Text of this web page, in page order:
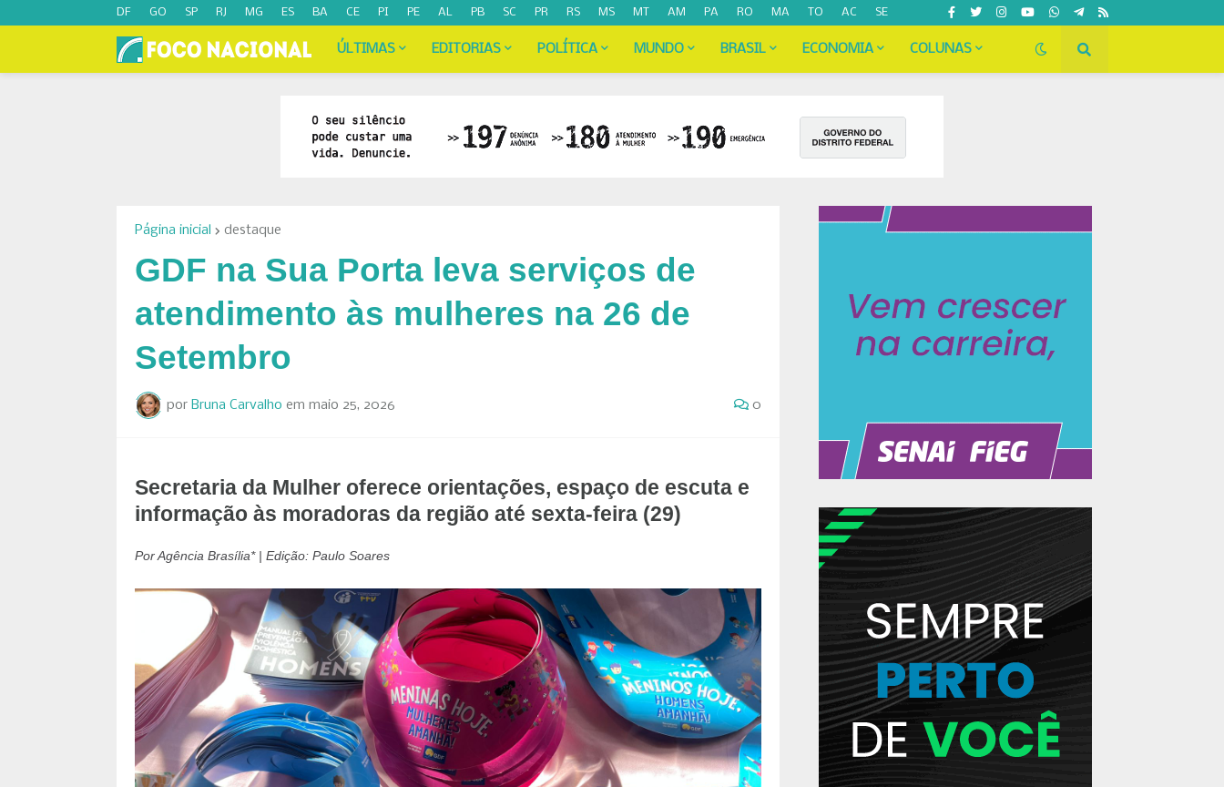
DF GO SP RJ MG ES BA CE PI PE AL PB SC PR RS MS MT AM PA RO MA TO AC SE
ÚLTIMAS EDITORIAS POLÍTICA MUNDO BRASIL ECONOMIA COLUNAS
Página inicial destaque
GDF na Sua Porta leva serviços de
atendimento às mulheres na 26 de
Setembro
por Bruna Carvalho em maio 25, 2026 0
Secretaria da Mulher oferece orientações, espaço de escuta e
informação às moradoras da região até sexta-feira (29)
Por Agência Brasília* | Edição: Paulo Soares